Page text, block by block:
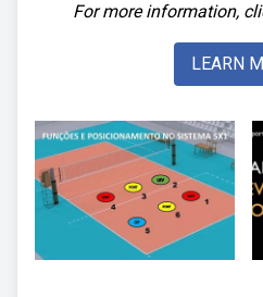
For more information,
LEARN